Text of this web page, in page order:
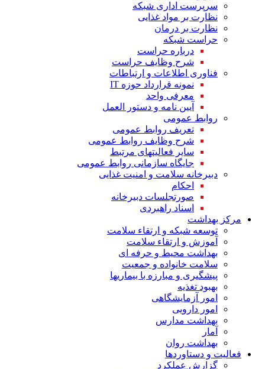
سرپرست اداری شبکه
نظارت بر مواد غذایی
نظارت بر درمان
حراست شبکه
درباره حراست
شرح وظایف حراست
فناوری اطلاعات و ارتباطات
نمونه قرارداد حوزه IT
معرفی واحد
آیین نامه و دستور العمل
روابط عمومی
تعریف روابط عمومی
شرح‌ وظایف‌ روابط عمومی‌
سایر فعالیتهای مرتبط
جایگاه‌ سازمانی‌ روابط عمومی‌
دبیرخانه سلامت و امنیت غذایی
احکام
صورتجلسات دبیرخانه
اسناد راهبردی
مرکز بهداشت
توسعه شبکه و ارتقاء سلامت
آموزش و ارتقاء سلامت
بهداشت محیط و حرفه ای
سلامت خانواده و جمعیت
پیشگیری و مبارزه با بیماریها
بهبود تغذیه
امور آزمایشگاهی
امور دارویی
بهداشت مدارس
آمار
بهداشت روان
فعالیت و دستاوردها
گزارش عملکرد